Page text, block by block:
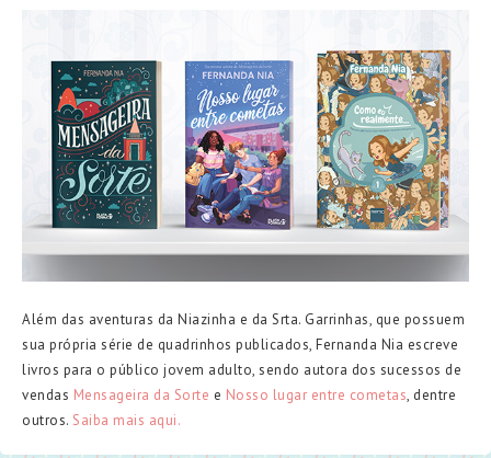
Além das aventuras da Niazinha e da Srta. Garrinhas, que possuem
sua própria série de quadrinhos publicados, Fernanda Nia escreve
livros para o público jovem adulto, sendo autora dos sucessos de
vendas Mensageira da Sorte e Nosso lugar entre cometas, dentre
outros. Saiba mais aqui.